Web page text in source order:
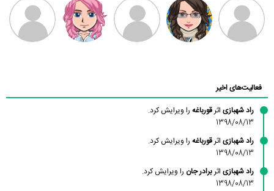
سامان راحمی امیردلتا امیروو ملیکا منتظری عارفه داستانپور
فعالیت‌های اخیر
راد شهبازی اثرقورباغه را ویرایش کرد.
1398/08/13
راد شهبازی اثرقورباغه را ویرایش کرد.
1398/08/13
راد شهبازی اثربرادر جان را ویرایش کرد.
1398/08/13